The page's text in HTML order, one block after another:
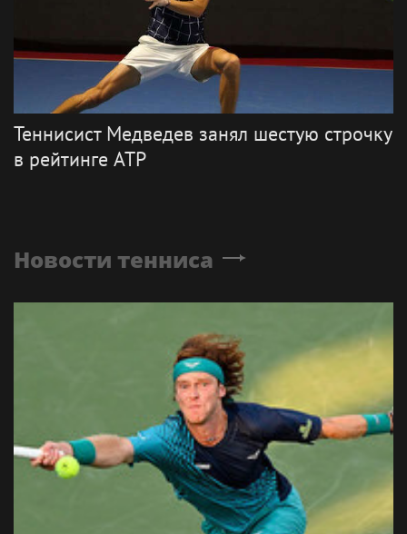
Теннисист Медведев занял шестую строчку
в рейтинге ATP
Новости тенниса